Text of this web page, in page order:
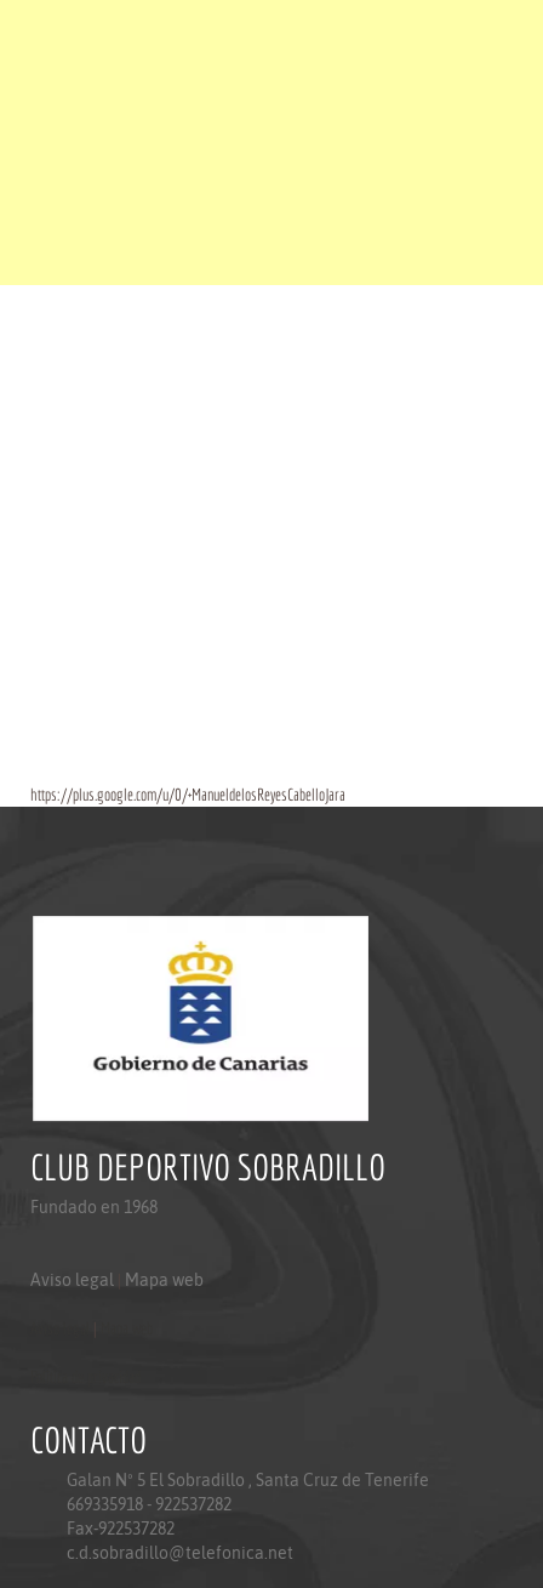
https://plus.google.com/u/0/+ManueldelosReyesCabelloJara
CLUB DEPORTIVO SOBRADILLO
Fundado en 1968
Aviso legal Mapa web
CONTACTO
Galan Nº 5 El Sobradillo , Santa Cruz de Tenerife
669335918 - 922537282
Fax-922537282
c.d.sobradillo@telefonica.net